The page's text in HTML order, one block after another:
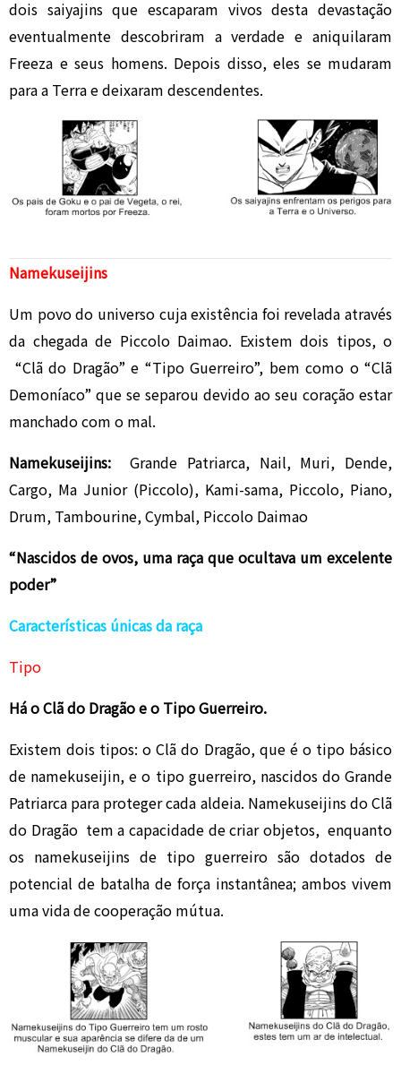
dois saiyajins que escaparam vivos desta devastação
eventualmente descobriram a verdade e aniquilaram
Freeza e seus homens. Depois disso, eles se mudaram
para a Terra e deixaram descendentes.
Namekuseijins
Um povo do universo cuja existência foi revelada através
da chegada de Piccolo Daimao. Existem dois tipos, o
“Clã do Dragão” e “Tipo Guerreiro”, bem como o “Clã
Demoníaco” que se separou devido ao seu coração estar
manchado com o mal.
Namekuseijins: Grande Patriarca, Nail, Muri, Dende,
Cargo, Ma Junior (Piccolo), Kami-sama, Piccolo, Piano,
Drum, Tambourine, Cymbal, Piccolo Daimao
“Nascidos de ovos, uma raça que ocultava um excelente
poder”
Características únicas da raça
Tipo
Há o Clã do Dragão e o Tipo Guerreiro.
Existem dois tipos: o Clã do Dragão, que é o tipo básico
de namekuseijin, e o tipo guerreiro, nascidos do Grande
Patriarca para proteger cada aldeia. Namekuseijins do Clã
do Dragão tem a capacidade de criar objetos, enquanto
os namekuseijins de tipo guerreiro são dotados de
potencial de batalha de força instantânea; ambos vivem
uma vida de cooperação mútua.